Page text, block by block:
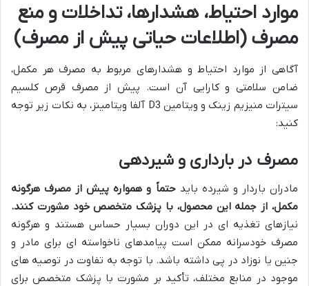
موارد احتیاط، هشدارها، تداخلات و منع
مصرف (اطلاعات حیاتی پیش از مصرف)
آگاهی از موارد احتیاط و هشدارهای مربوط به مصرف هر مکمل،
ضامن سلامتی و کارایی آن است. پیش از مصرف قرص کلسیم
سیترات منیزیم زینک و ویتامین D3 آلفا ویتامینز، به نکات زیر توجه
کنید:
مصرف در بارداری و شیردهی
مادران باردار و شیرده بایدحتماً و همواره پیش از مصرف هرگونه
مکمل، از جمله این محصول، با پزشک متخصص خود مشورت کنند.
نیازهای تغذیه ای در این دوران بسیار حساس هستند و هرگونه
مصرف خودسرانه ممکن است پیامدهای ناخواسته ای برای مادر و
جنین یا نوزاد در پی داشته باشد. با توجه به تفاوت در توصیه های
موجود در منابع مختلف، تأکید بر مشورت با پزشک متخصص برای